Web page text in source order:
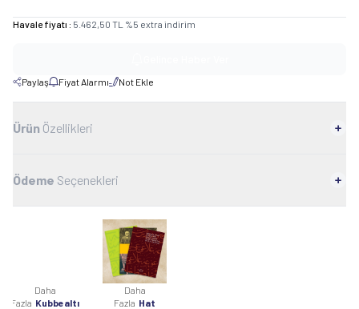
Havale fiyatı : 5.462,50 TL %5 extra indirim
Paylaş Fiyat Alarmı Not Ekle
Ürün Özellikleri
Ödeme Seçenekleri
Daha
Fazla Kubbealtı
Daha
Fazla Hat